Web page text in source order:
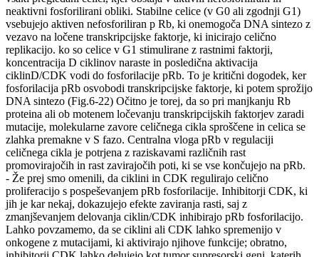
neaktivni fosforilirani obliki. Stabilne celice (v G0 ali zgodnji G1)
vsebujejo aktiven nefosforiliran p Rb, ki onemogoča DNA sintezo z
vezavo na ločene transkripcijske faktorje, ki inicirajo celično
replikacijo. ko so celice v G1 stimulirane z rastnimi faktorji,
koncentracija D ciklinov naraste in posledična aktivacija
ciklinD/CDK vodi do fosforilacije pRb. To je kritični dogodek, ker
fosforilacija pRb osvobodi transkripcijske faktorje, ki potem sprožijo
DNA sintezo (Fig.6-22) Očitno je torej, da so pri manjkanju Rb
proteina ali ob motenem ločevanju transkripcijskih faktorjev zaradi
mutacije, molekularne zavore celičnega cikla sproščene in celica se
zlahka premakne v S fazo. Centralna vloga pRb v regulaciji
celičnega cikla je potrjena z raziskavami različnih rast
promovirajočih in rast zavirajočih poti, ki se vse končujejo na pRb.
- Že prej smo omenili, da ciklini in CDK regulirajo celično
proliferacijo s pospeševanjem pRb fosforilacije. Inhibitorji CDK, ki
jih je kar nekaj, dokazujejo efekte zaviranja rasti, saj z
zmanjševanjem delovanja ciklin/CDK inhibirajo pRb fosforilacijo.
Lahko povzamemo, da se ciklini ali CDK lahko spremenijo v
onkogene z mutacijami, ki aktivirajo njihove funkcije; obratno,